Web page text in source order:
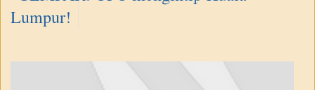
Lumpur!